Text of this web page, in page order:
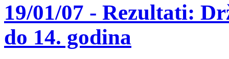
19/01/07 - Rezultati:
do 14. godina